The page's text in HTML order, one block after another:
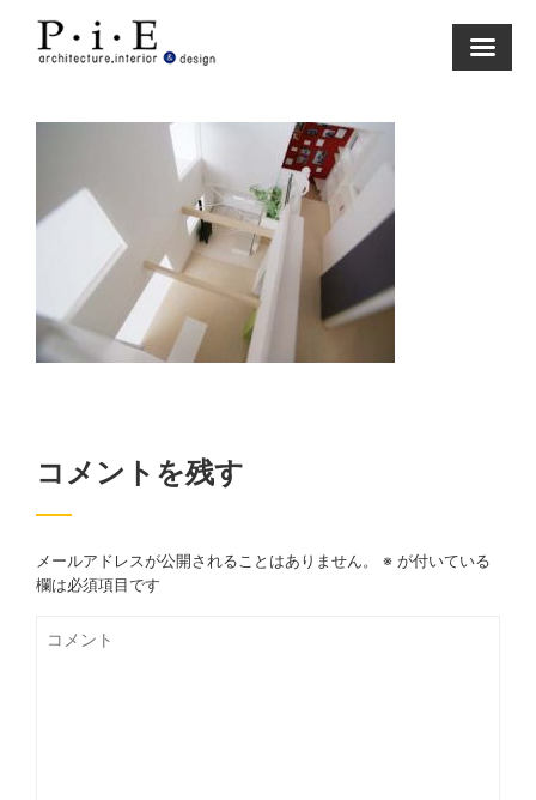
content
コメントを残す
メールアドレスが公開されることはありません。 ※ が付いている
欄は必須項目です